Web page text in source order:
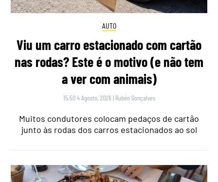
AUTO
Viu um carro estacionado com cartão
nas rodas? Este é o motivo (e não tem
a ver com animais)
15:50 4 Agosto, 2026 | Rubén Gonçalves
Muitos condutores colocam pedaços de cartão
junto às rodas dos carros estacionados ao sol